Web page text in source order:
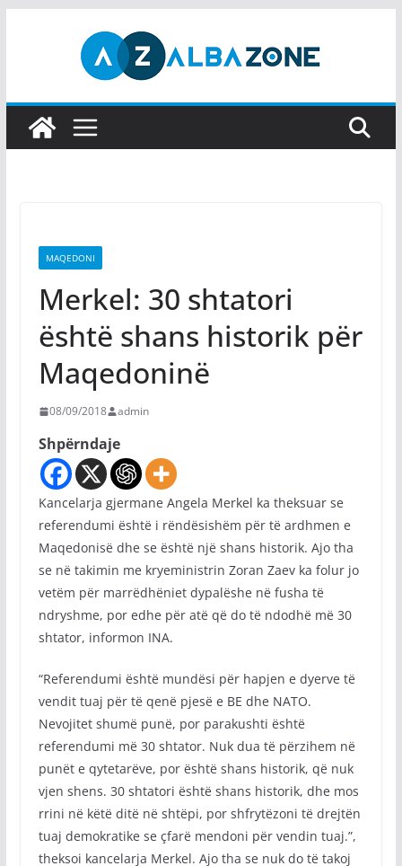
MAQEDONI
Merkel: 30 shtatori
është shans historik për
Maqedoninë
08/09/2018 admin
Shpërndaje
Kancelarja gjermane Angela Merkel ka theksuar se
referendumi është i rëndësishëm për të ardhmen e
Maqedonisë dhe se është një shans historik. Ajo tha
se në takimin me kryeministrin Zoran Zaev ka folur jo
vetëm për marrëdhëniet dypalëshe në fusha të
ndryshme, por edhe për atë që do të ndodhë më 30
shtator, informon INA.
“Referendumi është mundësi për hapjen e dyerve të
vendit tuaj për të qenë pjesë e BE dhe NATO.
Nevojitet shumë punë, por parakushti është
referendumi më 30 shtator. Nuk dua të përzihem në
punët e qytetarëve, por është shans historik, që nuk
vjen shens. 30 shtatori është shans historik, dhe mos
rrini në këtë ditë në shtëpi, por shfrytëzoni të drejtën
tuaj demokratike se çfarë mendoni për vendin tuaj.”,
theksoi kancelarja Merkel. Ajo tha se nuk do të takoj